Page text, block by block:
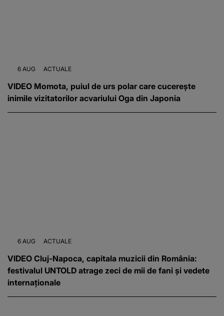
6 AUG ACTUALE
VIDEO Momota, puiul de urs polar care cucerește
inimile vizitatorilor acvariului Oga din Japonia
6 AUG ACTUALE
VIDEO Cluj-Napoca, capitala muzicii din România:
festivalul UNTOLD atrage zeci de mii de fani și vedete
internaționale